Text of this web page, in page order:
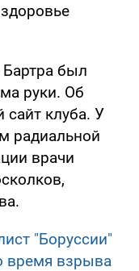
Бартра был
руки. Об
клуба. У
радиальной
врачи
"Боруссии"
время взрыва